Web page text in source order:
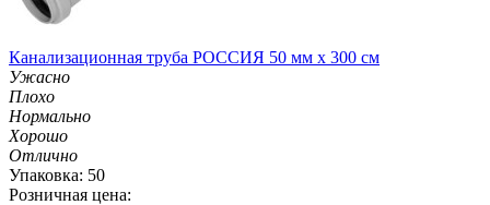
Канализационная труба РОССИЯ 50 мм х 300 см
Ужасно
Плохо
Нормально
Хорошо
Отлично
Упаковка: 50
Розничная цена: